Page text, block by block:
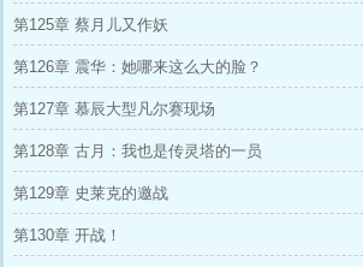
第125章 蔡月儿又作妖
第126章 震华：她哪来这么大的脸？
第127章 慕辰大型凡尔赛现场
第128章 古月：我也是传灵塔的一员
第129章 史莱克的邀战
第130章 开战！